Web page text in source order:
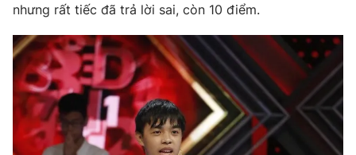
nhưng rất tiếc đã trả lời sai, còn 10 điểm.